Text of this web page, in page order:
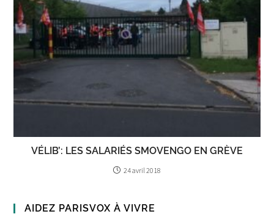
VÉLIB’: LES SALARIÉS SMOVENGO EN GRÈVE
24 avril 2018
AIDEZ PARISVOX À VIVRE